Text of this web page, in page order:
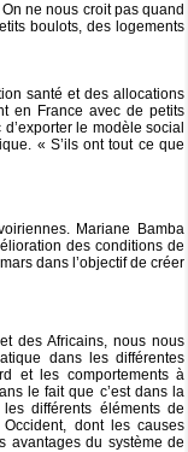
ne nous croit pas quand
boulots, des logements
santé et des allocations
en France avec de petits
le modèle social
« S’ils ont tout ce que
Mariane Bamba
des conditions de
dans l’objectif de créer
des Africains, nous nous
dans les différentes
et les comportements à
le fait que c’est dans la
différents éléments de
Occident, dont les causes
avantages du système de